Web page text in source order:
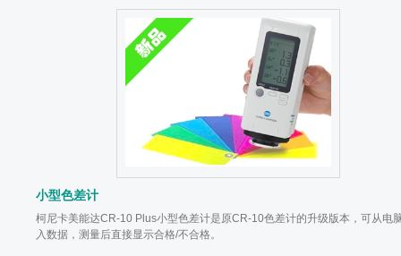
小型色差计
柯尼卡美能达CR-10 Plus小型色差计是原CR-10色差计的升级版本，可从电
入数据，测量后直接显示合格/不合格。